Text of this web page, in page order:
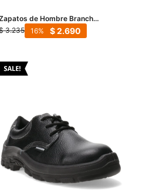
de Hombre Branch
Ocupacional - Negro
3.235 $2.690
16